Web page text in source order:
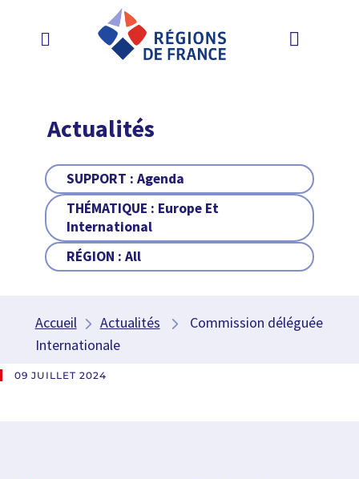
Actualités
SUPPORT :Agenda
THÉMATIQUE : Europe Et
International
RÉGION :All
Accueil Actualités
Commission déléguée
Internationale
09 JUILLET 2024